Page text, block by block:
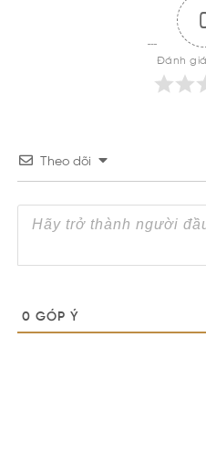
Đánh
Theo dõi
0 GÓP Ý